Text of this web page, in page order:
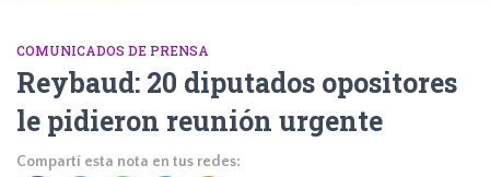
COMUNICADOS DE PRENSA
Reybaud: 20 diputados opositores
le pidieron reunión urgente
Compartí esta nota en tus redes: